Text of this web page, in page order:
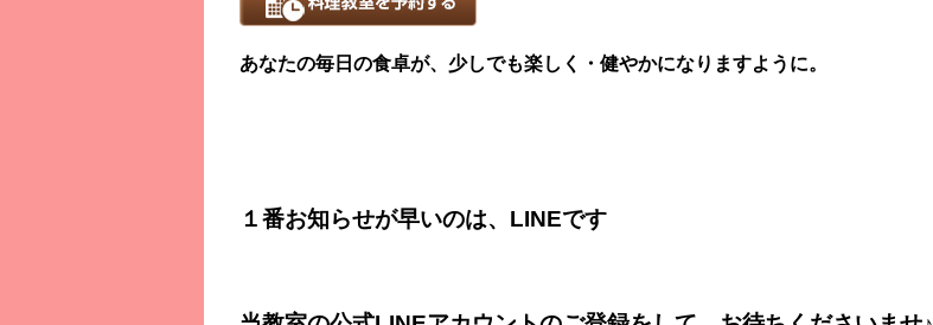
あなたの毎日の食卓が、少しでも楽しく・健やかになりますように。
１番お知らせが早いのは、LINEです